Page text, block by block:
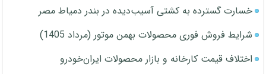
خسارت گسترده به کشتی آسیب‌دیده در بندر دمیاط مصر
شرایط فروش فوری محصولات بهمن موتور (مرداد 1405)
اختلاف قیمت کارخانه و بازار محصولات ایران‌خودرو